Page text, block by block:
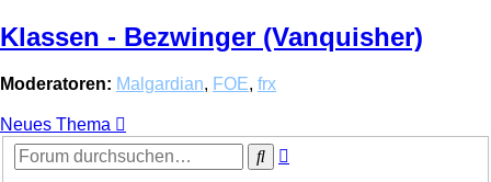
Klassen - Bezwinger (Vanquisher)
Moderatoren: Malgardian, FOE, frx
Neues Thema
Suche